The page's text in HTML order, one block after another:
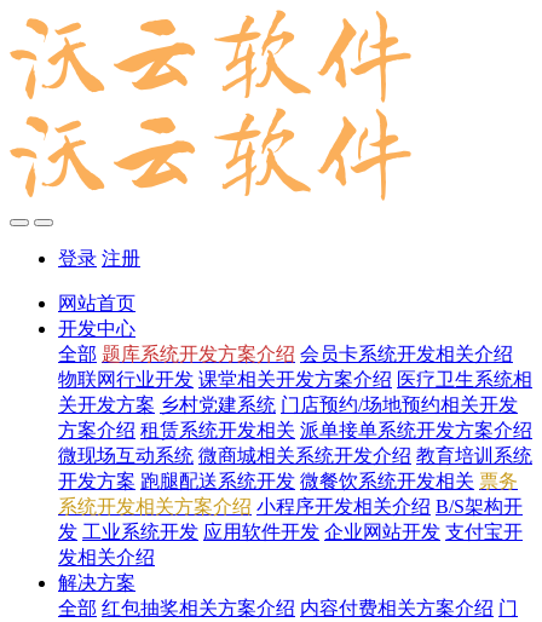
登录 注册
网站首页
开发中心
全部 题库系统开发方案介绍 会员卡系统开发相关介绍
物联网行业开发 课堂相关开发方案介绍 医疗卫生系统相
关开发方案 乡村党建系统 门店预约/场地预约相关开发
方案介绍 租赁系统开发相关 派单接单系统开发方案介绍
微现场互动系统 微商城相关系统开发介绍 教育培训系统
开发方案 跑腿配送系统开发 微餐饮系统开发相关 票务
系统开发相关方案介绍 小程序开发相关介绍 B/S架构开
发 工业系统开发 应用软件开发 企业网站开发 支付宝开
发相关介绍
解决方案
全部 红包抽奖相关方案介绍 内容付费相关方案介绍 门